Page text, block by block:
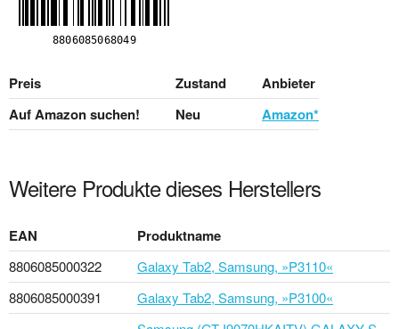
Preis Zustand
Anbieter
Auf Amazon suchen!
Neu Amazon*
Weitere Produkte dieses Herstellers
EAN Produktname
8806085000322
Galaxy Tab2, Samsung, »P3110«
8806085000391
Galaxy Tab2, Samsung, »P3100«